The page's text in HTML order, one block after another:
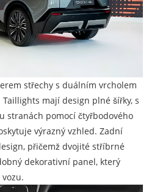
střechy s duálním vrcholem
mají design plné šířky, s
stranách pomocí čtyřbodového
výrazný vzhled. Zadní
přičemž dvojité stříbrné
dekorativní panel, který